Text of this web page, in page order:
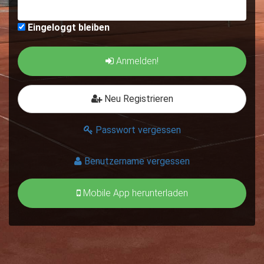
Eingeloggt bleiben
Anmelden!
Neu Registrieren
Passwort vergessen
Benutzername vergessen
Mobile App herunterladen